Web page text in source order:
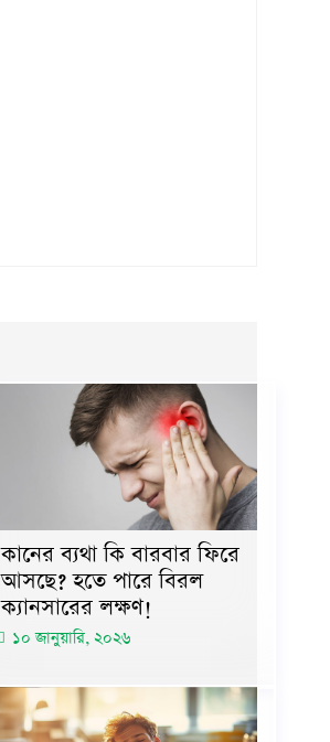
কানের ব্যথা কি বারবার ফিরে
আসছে? হতে পারে বিরল
ক্যানসারের লক্ষণ!
১০ জানুয়ারি, ২০২৬